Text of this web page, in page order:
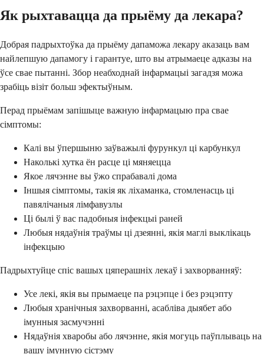
Як рыхтавацца да прыёму да лекара?
Добрая падрыхтоўка да прыёму дапаможа лекару аказаць вам
найлепшую дапамогу і гарантуе, што вы атрымаеце адказы на
ўсе свае пытанні. Збор неабходнай інфармацыі загадзя можа
зрабіць візіт больш эфектыўным.
Перад прыёмам запішыце важную інфармацыю пра свае
сімптомы:
Калі вы ўпершыню заўважылі фурункул ці карбункул
Наколькі хутка ён расце ці мяняецца
Якое лячэнне вы ўжо спрабавалі дома
Іншыя сімптомы, такія як ліхаманка, стомленасць ці
павялічаныя лімфавузлы
Ці былі ў вас падобныя інфекцыі раней
Любыя нядаўнія траўмы ці дзеянні, якія маглі выклікаць
інфекцыю
Падрыхтуйце спіс вашых цяперашніх лекаў і захворванняў:
Усе лекі, якія вы прымаеце па рэцэпце і без рэцэпту
Любыя хранічныя захворванні, асабліва дыябет або
імунныя засмучэнні
Нядаўнія хваробы або лячэнне, якія могуць паўплываць на
вашу імунную сістэму